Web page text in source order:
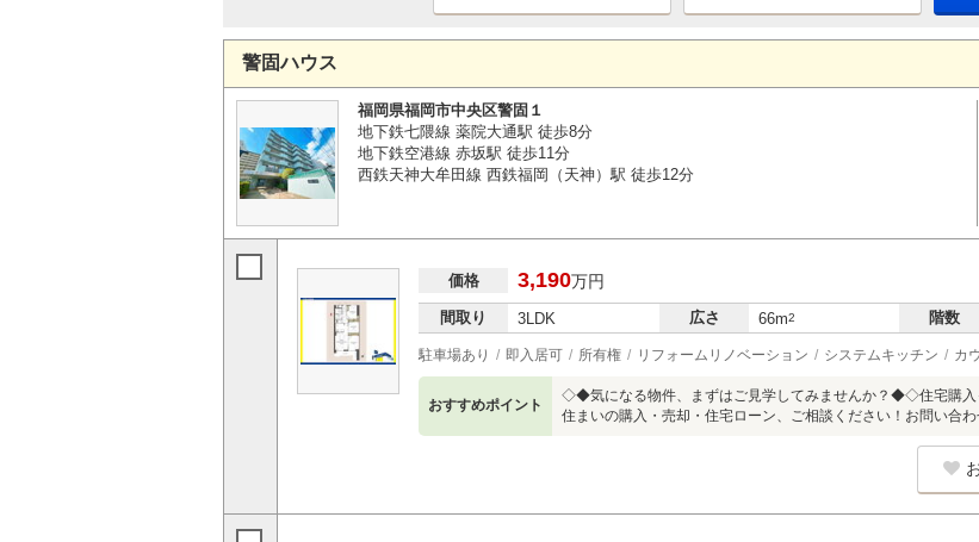
警固ハウス
福岡県福岡市中央区警固１
地下鉄七隈線 薬院大通駅 徒歩8分
地下鉄空港線 赤坂駅 徒歩11分
西鉄天神大牟田線 西鉄福岡（天神）駅 徒歩12分
価格 3,190万円
間取り 3LDK 広さ 66m2 階数
駐車場あり 即入居可 所有権 リフォームリノベーション システムキッチン カ
おすすめポイント
◇◆気になる物件、まずはご見学してみませんか？◆◇住宅購入
住まいの購入・売却・住宅ローン、ご相談ください！お問い合